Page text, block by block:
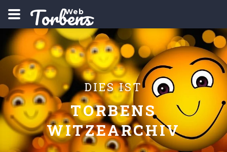
Torbens
Web
DIES IST
TORBENS
WITZEARCHIV